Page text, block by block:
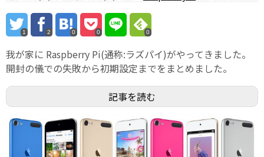
1 2 0 0 0
我が家に Raspberry Pi(通称:ラズパイ)がやってきました。
開封の儀での失敗から初期設定までをまとめました。
記事を読む